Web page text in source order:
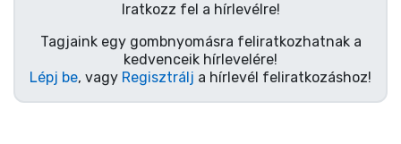
Iratkozz fel a hírlevélre!
Tagjaink egy gombnyomásra feliratkozhatnak a
kedvenceik hírlevelére!
Lépj be, vagy Regisztrálj a hírlevél feliratkozáshoz!
Mesés cuccok
Animés cuccok